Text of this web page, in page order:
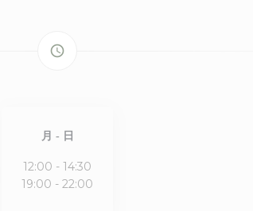
access_time
月 - 日
12:00 - 14:30
19:00 - 22:00